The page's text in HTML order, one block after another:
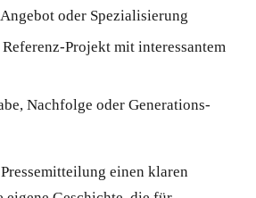
oder Spezialisierung
Projekt mit interessantem
Nachfolge oder Generations-
einen klaren